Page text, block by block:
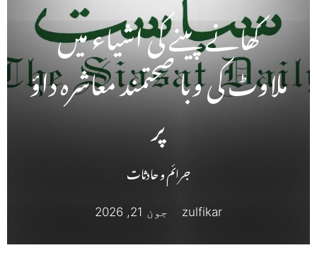
کھانے پینے کی اشیاء میں
ملاوٹ کی وبا صحتمند معاشرہ داؤ
پر
جرائم و حادثات
zulfikar جون 21, 2026